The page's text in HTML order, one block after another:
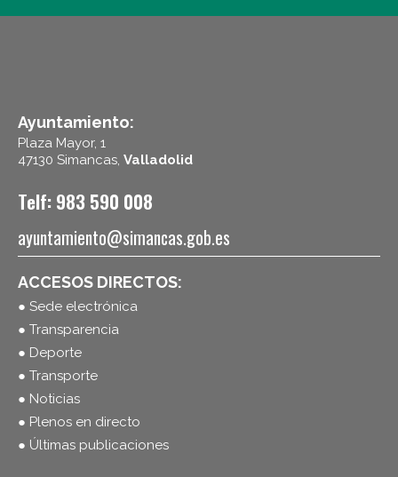
Ayuntamiento:
Plaza Mayor, 1
47130 Simancas, Valladolid
Telf: 983 590 008
ayuntamiento@simancas.gob.es
ACCESOS DIRECTOS:
● Sede electrónica
● Transparencia
● Deporte
● Transporte
● Noticias
● Plenos en directo
● Últimas publicaciones